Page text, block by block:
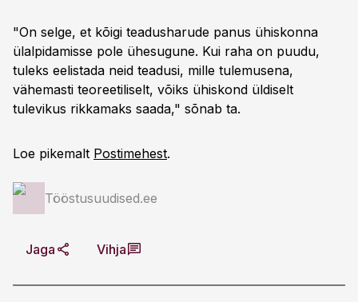
"On selge, et kõigi teadusharude panus ühiskonna
ülalpidamisse pole ühesugune. Kui raha on puudu,
tuleks eelistada neid teadusi, mille tulemusena,
vähemasti teoreetiliselt, võiks ühiskond üldiselt
tulevikus rikkamaks saada," sõnab ta.
Loe pikemalt Postimehest.
Tööstusuudised.ee
Jaga Vihja